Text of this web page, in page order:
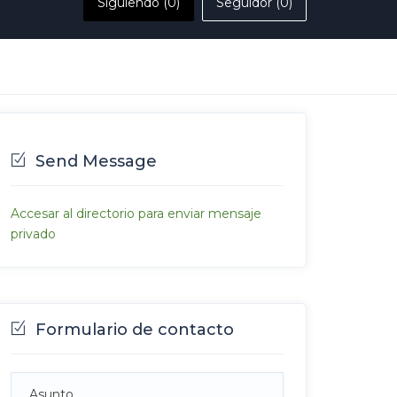
Send Message
Accesar al directorio para enviar mensaje
privado
Formulario de contacto